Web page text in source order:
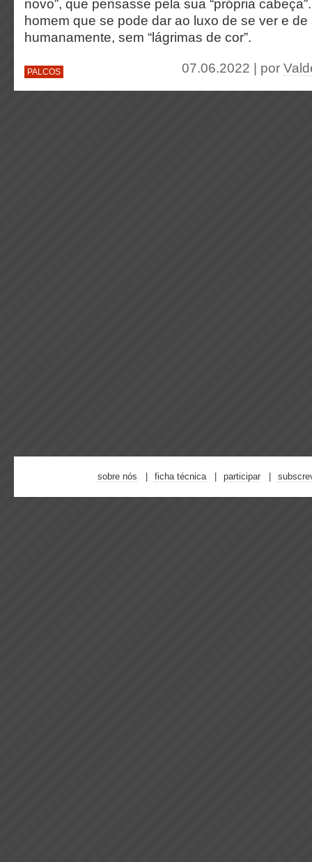
novo”, que pensasse pela sua “própria
homem que se pode dar ao luxo de se ver e de
humanamente, sem “lágrimas de cor”.
PALCOS 07.06.2022 | por
sobre nós ficha técnica participar